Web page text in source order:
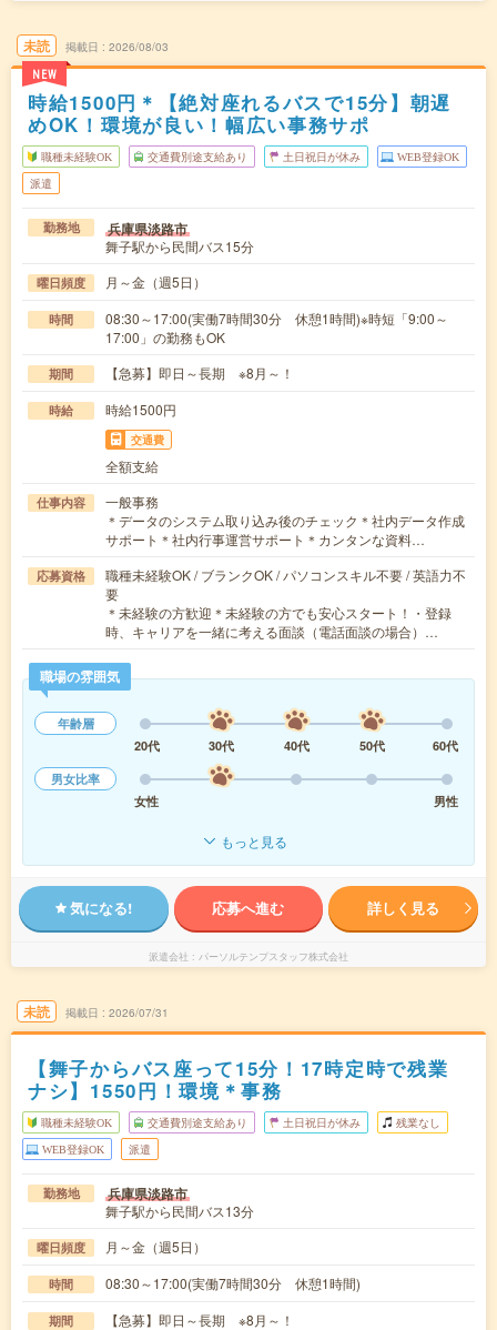
未読
NEW
掲載日 2026/08/03
時給1500円＊【絶対座れるバスで15分】朝遅
めOK！環境が良い！幅広い事務サポ
職種未経験OK 交通費別途支給あり 土日祝日が休み WEB登録OK
派遣
勤務地 兵庫県淡路市
舞子駅から民間バス15分
曜日頻度 月～金（週5日）
時間
08:30～17:00(実働7時間30分 休憩1時間)※時短「9:00～
17:00」の勤務もOK
期間 【急募】即日～長期 ※8月～！
時給 時給1500円
交通費
全額支給
仕事内容
一般事務
＊データのシステム取り込み後のチェック＊社内データ作成
サポート＊社内行事運営サポート＊カンタンな資料…
応募資格
職種未経験OK / ブランクOK / パソコンスキル不要 / 英語力不
要
＊未経験の方歓迎＊未経験の方でも安心スタート！・登録
時、キャリアを一緒に考える面談（電話面談の場合）…
職場の雰囲気
年齢層
20代
30代 40代 50代
60代
男女比率
女性
男性
もっと見る
気になる! 応募へ進む 詳しく見る
派遣会社 パーソルテンプスタッフ株式会社
未読 掲載日 2026/07/31
【舞子からバス座って15分！17時定時で残業
ナシ】1550円！環境＊事務
職種未経験OK 交通費別途支給あり 土日祝日が休み 残業なし
WEB登録OK 派遣
勤務地 兵庫県淡路市
舞子駅から民間バス13分
曜日頻度 月～金（週5日）
時間 08:30～17:00(実働7時間30分 休憩1時間)
期間 【急募】即日～長期 ※8月～！